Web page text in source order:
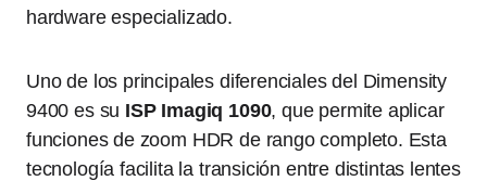
hardware especializado.
Uno de los principales diferenciales del Dimensity
9400 es su ISP Imagiq 1090, que permite aplicar
funciones de zoom HDR de rango completo. Esta
tecnología facilita la transición entre distintas lentes